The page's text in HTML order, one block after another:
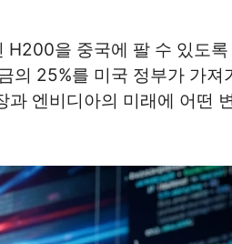
을 중국에 팔 수 있도록
의 25%를 미국 정부가 가져
엔비디아의 미래에 어떤